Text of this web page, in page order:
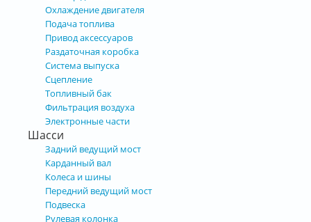
Охлаждение двигателя
Подача топлива
Привод аксессуаров
Раздаточная коробка
Система выпуска
Сцепление
Топливный бак
Фильтрация воздуха
Электронные части
Шасси
Задний ведущий мост
Карданный вал
Колеса и шины
Передний ведущий мост
Подвеска
Рулевая колонка